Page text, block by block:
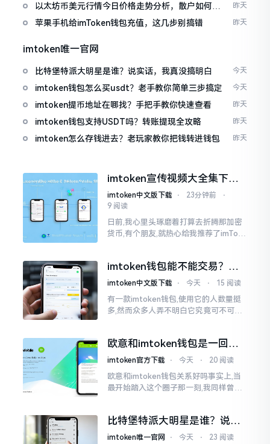
以太坊币美元行情今日价格走势分析，散户如何避
免追涨杀跌被套牢
昨天
苹果手机给imToken钱包充值，这几步别搞错 昨天
imtoken唯一官网
比特堡特派大明星是谁？说实话，我真没搞明白 今天
imtoken钱包怎么买usdt？老手教你简单三步搞定 今天
imtoken提币地址在哪找？手把手教你快速查看 昨天
imtoken钱包支持USDT吗？转账提现全攻略 昨天
imtoken怎么存钱进去？老玩家教你把钱转进钱包 昨天
imtoken宣传视频大全集下
载，新手看完就懂怎么用
imtoken中文版下载 ⋅ 23分钟前
⋅
9 阅读
日前,我心里头琢磨着打算去折腾那加密
货币,有个朋友,就热心给我推荐了imTok
imtoken钱包能不能交易？一
文说清楚
imtoken中文版下载 ⋅ 今天 ⋅ 15 阅读
有一款imtoken钱包,使用它的人数量挺
多,然而众多人弄不明白它究竟可不可以
存钱罐与菜市场那般
欧意和imtoken钱包是一回事
吗？搞清楚了再装钱包
imtoken官方下载 ⋅ 今天 ⋅ 20 阅读
欧意和imtoken钱包关系好吗事实上,当
最开始踏入这个圈子那一刻,我同样曾因
推移才逐渐明晰
比特堡特派大明星是谁？说实
话，我真没搞明白
imtoken唯一官网 ⋅ 今天 ⋅ 23 阅读